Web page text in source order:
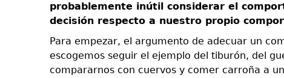
probablemente inútil considerar el
decisión respecto a nuestro propio
Para empezar, el argumento de adecuar un
escogemos seguir el ejemplo del tiburón, del
compararnos con cuervos y comer carroña a